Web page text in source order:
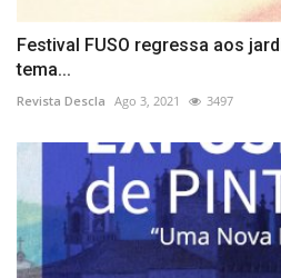
Festival FUSO regressa aos
tema...
Revista Descla Ago 3, 2021 3497